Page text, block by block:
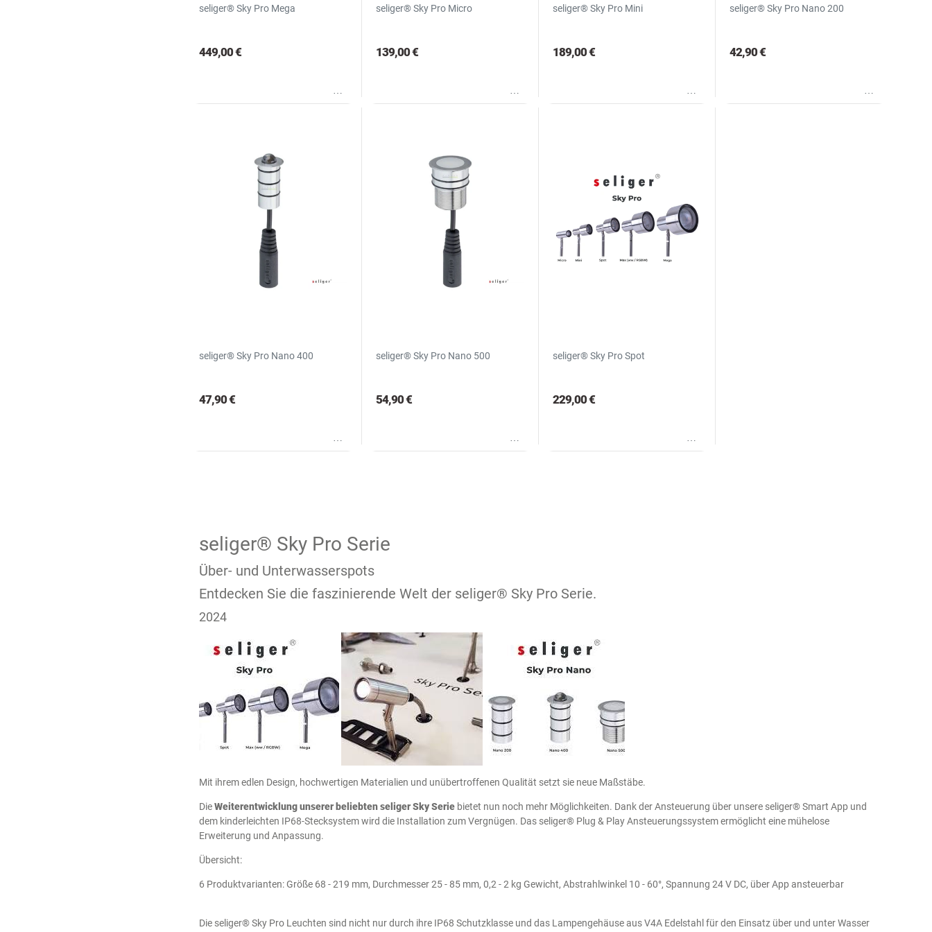
seliger® Sky Pro Mega
449,00 €
seliger® Sky Pro Micro
139,00 €
seliger® Sky Pro Mini
189,00 €
seliger® Sky Pro Nano 200
42,90 €
seliger® Sky Pro Nano 400
47,90 €
seliger® Sky Pro Nano 500
54,90 €
seliger® Sky Pro Spot
229,00 €
seliger® Sky Pro Serie
Über- und Unterwasserspots
Entdecken Sie die faszinierende Welt der seliger® Sky Pro Serie.
2024
Mit ihrem edlen Design, hochwertigen Materialien und unübertroffenen Qualität setzt sie neue Maßstäbe.
DieWeiterentwicklung unserer beliebten seliger Sky Serie bietet nun noch mehr Möglichkeiten. Dank der Ansteuerung über unsere seliger® Smart App und
dem kinderleichten IP68-Stecksystem wird die Installation zum Vergnügen. Das seliger® Plug & Play Ansteuerungssystem ermöglicht eine mühelose
Erweiterung und Anpassung.
Übersicht:
6 Produktvarianten: Größe 68 - 219 mm, Durchmesser 25 - 85 mm, 0,2 - 2 kg Gewicht, Abstrahlwinkel 10 - 60°, Spannung 24 V DC, über App ansteuerbar
Die seliger® Sky Pro Leuchten sind nicht nur durch ihre IP68 Schutzklasse und das Lampengehäuse aus V4A Edelstahl für den Einsatz über und unter Wasser